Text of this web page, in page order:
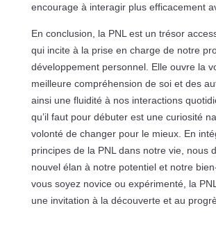
encourage à interagir plus efficacement
En conclusion, la PNL est un trésor
qui incite à la prise en charge de notre
développement personnel. Elle ouvre la
meilleure compréhension de soi et des
ainsi une fluidité à nos interactions
qu’il faut pour débuter est une curiosité
volonté de changer pour le mieux. En
principes de la PNL dans notre vie, nous
nouvel élan à notre potentiel et notre
vous soyez novice ou expérimenté, la
une invitation à la découverte et au